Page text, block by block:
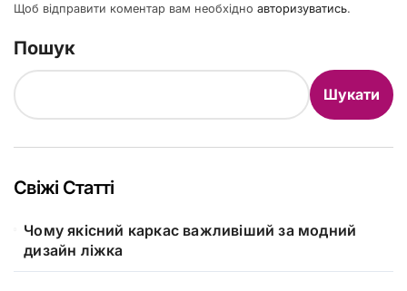
Щоб відправити коментар вам необхідно авторизуватись.
Пошук
Шукати
Свіжі Статті
Чому якісний каркас важливіший за модний
дизайн ліжка